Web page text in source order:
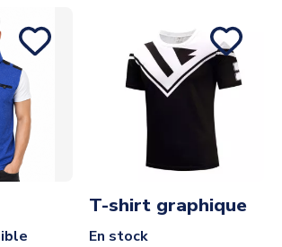
T-shirt graphique
En stock